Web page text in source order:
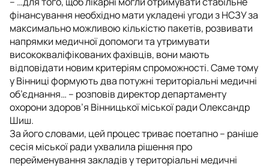
фінансування необхідно мати укладені угоди з НСЗУ за
максимально можливою кількістю пакетів, розвивати
напрямки медичної допомоги та утримувати
висококваліфікованих фахівців, вони мають
відповідати новим критеріям спроможності. Саме тому
у Вінниці формують два потужні територіальні медичні
об’єднання… – розповів директор департаменту
охорони здоров’я Вінницької міської ради Олександр
Шиш.
За його словами, цей процес триває поетапно – раніше
сесія міської ради ухвалила рішення про
перейменування закладів у територіальні медичні